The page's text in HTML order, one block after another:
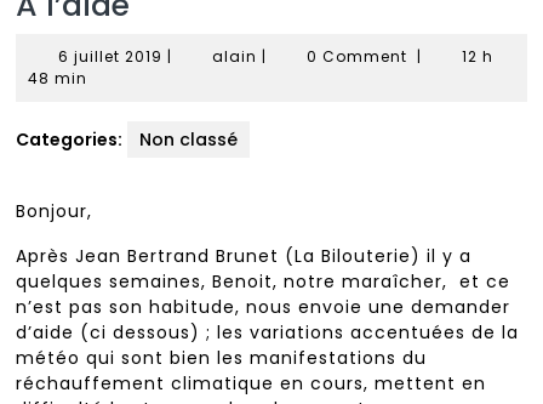
6 juillet 2019 6| alain alain
| 0 Comment |
12 h
48 min
Categories: Non classé
Bonjour,
Après Jean Bertrand Brunet (La Bilouterie) il y a
quelques semaines, Benoit, notre maraîcher, et ce
n’est pas son habitude, nous envoie une demander
d’aide (ci dessous) ; les variations accentuées de la
météo qui sont bien les manifestations du
réchauffement climatique en cours, mettent en